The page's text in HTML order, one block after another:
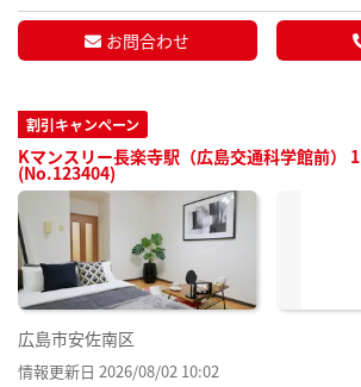
お問合わせ
割引キャンペーン
Kマンスリー長楽寺駅（広島交通科学館前）
(No.123404)
広島市安佐南区
情報更新日 2026/08/02 10:02